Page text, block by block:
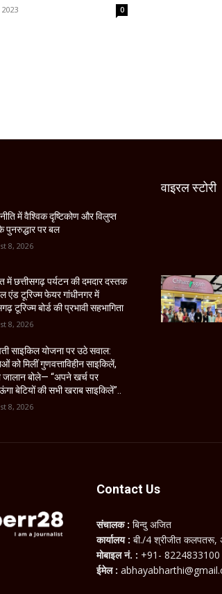
0
नीति में वैश्विक दृष्टिकोण और विलुप्त
पुनरुद्धार पर बल
8, 2026
में छत्तीसगढ़ पर्यटन की दमदार दस्तक
एंड टूरिज्म फेयर गांधीनगर में
टूरिज्म बोर्ड की प्रभावी सहभागिता
8, 2026
साइकिल योजना पर उठे सवाल:
को मिलीं गुणवत्ताविहीन साइकिलें,
जालान बोले— “अपने खर्च पर
बेटियों की सभी खराब साइकिलें”..
8, 2026
वाइरल स्टोरी
Contact Us
संचालक : बिन्दु अजित
कार्यालय : बी./4 श्रीजीत कलपतरू,
मोबाइल नं. : +91- 8224833100
ईमेल :